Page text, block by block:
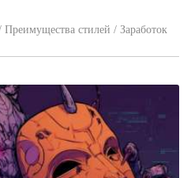
стилей / Заработок